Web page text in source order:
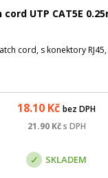
cord UTP CAT5E
cord, s konektory
18.10 Kč bez DPH
21.90Kč s DPH
SKLADEM